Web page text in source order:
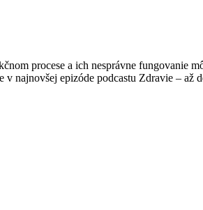
procese a ich nesprávne fungovanie
najnovšej epizóde podcastu Zdravie – až